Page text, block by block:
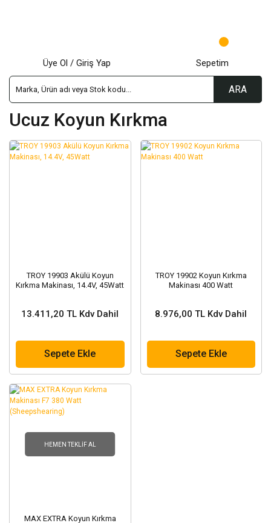
ARA
Üye Ol / Giriş Yap Sepetim
Ucuz Koyun Kırkma
TROY 19903 Akülü Koyun
Kırkma Makinası, 14.4V, 45Watt
13.411,20 TL Kdv Dahil
Sepete Ekle
TROY 19902 Koyun Kırkma
Makinası 400 Watt
8.976,00 TL Kdv Dahil
Sepete Ekle
HEMEN TEKLIF AL
MAX EXTRA Koyun Kırkma